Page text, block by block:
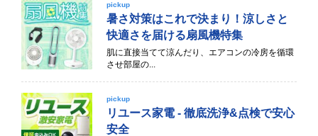
pickup
暑さ対策はこれで決まり！涼しさと
快適さを届ける扇風機特集
肌に直接当てて涼んだり、エアコンの冷房を循環
させ部屋の...
pickup
リユース家電 - 徹底洗浄&点検で安心
安全